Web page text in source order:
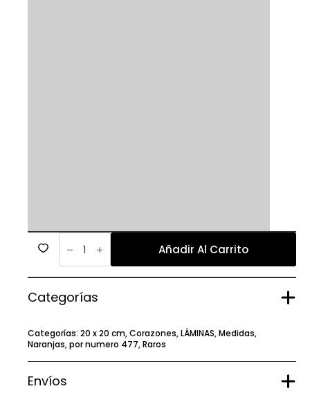
477
cantidad Añadir Al Carrito
Categorías
Categorías: 20 x 20 cm,Corazones,LÁMINAS,Medidas,
Naranjas,por numero 477,Raros
Envíos